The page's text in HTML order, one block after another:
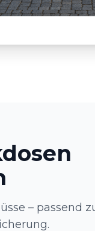
– passend